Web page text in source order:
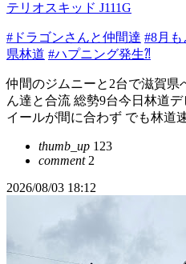
テリオスキッド J111G
#ドラゴンさんと仲間達 #8月
県林道 #ハプニング発生⁈
仲間のジムニーと2台で滋賀県
ん達と合流 総勢9台今日林道
イールが間に合わず でも林道
thumb_up 123
comment2
2026/08/03 18:12